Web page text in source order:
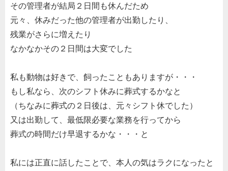
その管理者が結局２日間も休んだため
元々、休みだった他の管理者が出勤したり、
残業がさらに増えたり
なかなかその２日間は大変でした
私も動物は好きで、飼ったこともありますが・・・
もし私なら、次のシフト休みに葬式するかなと
（ちなみに葬式の２日後は、元々シフト休でした）
又は出勤して、最低限必要な業務を行ってから
葬式の時間だけ早退するかな・・・と
私には正直に話したことで、本人の気はラクになったと